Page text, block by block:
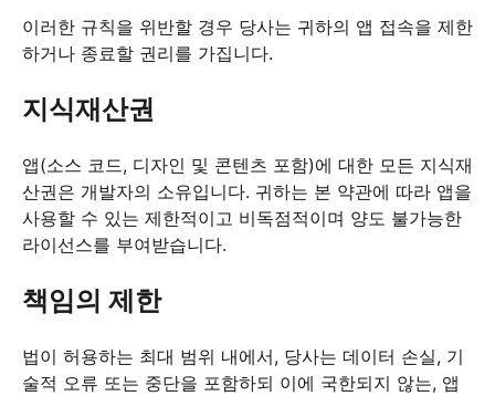
이러한 규칙을 위반할 경우 당사는 귀하의 앱 접속을 제한
하거나 종료할 권리를 가집니다.
지식재산권
앱(소스 코드, 디자인 및 콘텐츠 포함)에 대한 모든 지식재
산권은 개발자의 소유입니다. 귀하는 본 약관에 따라 앱을
사용할 수 있는 제한적이고 비독점적이며 양도 불가능한
라이선스를 부여받습니다.
책임의 제한
법이 허용하는 최대 범위 내에서, 당사는 데이터 손실, 기
술적 오류 또는 중단을 포함하되 이에 국한되지 않는, 앱